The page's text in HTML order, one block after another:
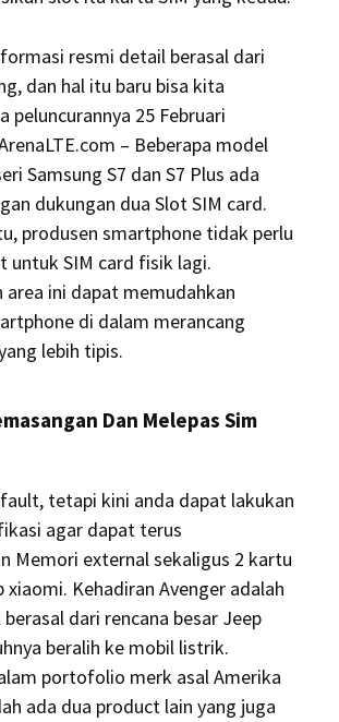
resmi detail berasal dari
dan hal itu baru bisa kita
peluncurannya 25 Februari
– Beberapa model
Samsung S7 dan S7 Plus ada
dukungan dua Slot SIM card.
produsen smartphone tidak perlu
untuk SIM card fisik lagi.
area ini dapat memudahkan
di dalam merancang
lebih tipis.
Dan Melepas Sim
tetapi kini anda dapat lakukan
agar dapat terus
Memori external sekaligus 2 kartu
xiaomi. Kehadiran Avenger adalah
dari rencana besar Jeep
beralih ke mobil listrik.
portofolio merk asal Amerika
ada dua product lain yang juga